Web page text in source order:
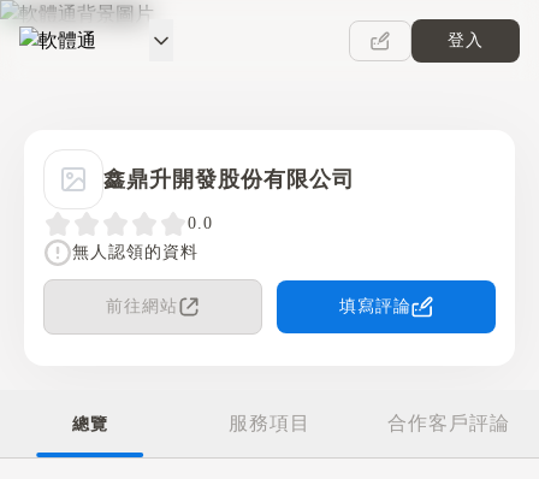
軟體通
登入
鑫鼎升開發股份有限公司
0.0
無人認領的資料
前往網站 填寫評論
總覽 服務項目 合作客戶評論